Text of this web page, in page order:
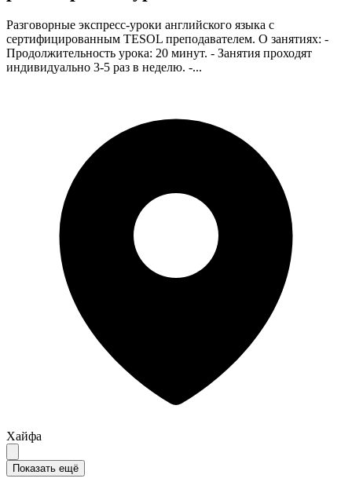
Разговорные экспресс-уроки английского языка с
сертифицированным TESOL преподавателем. О занятиях: -
Продолжительность урока: 20 минут. - Занятия проходят
индивидуально 3-5 раз в неделю. -...
Хайфа
Показать ещё